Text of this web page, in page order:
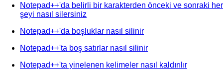
Notepad++'da belirli bir karakterden önceki ve sonraki her
şeyi nasıl silersiniz
Notepad++'da boşluklar nasıl silinir
Notepad++'ta boş satırlar nasıl silinir
Notepad++'ta yinelenen kelimeler nasıl kaldırılır